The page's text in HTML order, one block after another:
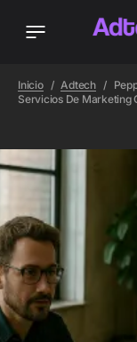
Inicio Adtech
Servicios De Marketing